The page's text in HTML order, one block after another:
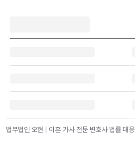
법무법인 오현 | 이혼·가사 전문 변호사 법률 대응